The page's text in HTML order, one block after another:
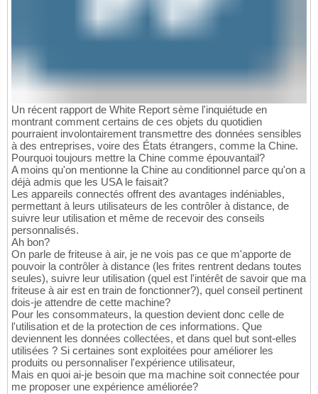
Un récent rapport de White Report sème l'inquiétude en
montrant comment certains de ces objets du quotidien
pourraient involontairement transmettre des données sensibles
à des entreprises, voire des États étrangers, comme la Chine.
Pourquoi toujours mettre la Chine comme épouvantail?
A moins qu'on mentionne la Chine au conditionnel parce qu'on a
déjà admis que les USA le faisait?
Les appareils connectés offrent des avantages indéniables,
permettant à leurs utilisateurs de les contrôler à distance, de
suivre leur utilisation et même de recevoir des conseils
personnalisés.
Ah bon?
On parle de friteuse à air, je ne vois pas ce que m'apporte de
pouvoir la contrôler à distance (les frites rentrent dedans toutes
seules), suivre leur utilisation (quel est l'intérêt de savoir que ma
friteuse à air est en train de fonctionner?), quel conseil pertinent
dois-je attendre de cette machine?
Pour les consommateurs, la question devient donc celle de
l'utilisation et de la protection de ces informations. Que
deviennent les données collectées, et dans quel but sont-elles
utilisées ? Si certaines sont exploitées pour améliorer les
produits ou personnaliser l'expérience utilisateur,
Mais en quoi ai-je besoin que ma machine soit connectée pour
me proposer une expérience améliorée?